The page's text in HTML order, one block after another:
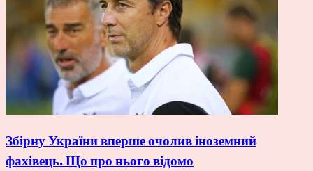
Збірну України вперше очолив іноземний
фахівець. Що про нього відомо